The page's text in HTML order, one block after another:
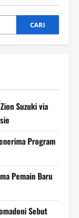
CARI
Suzuki via
Program
Pemain Baru
Sebut